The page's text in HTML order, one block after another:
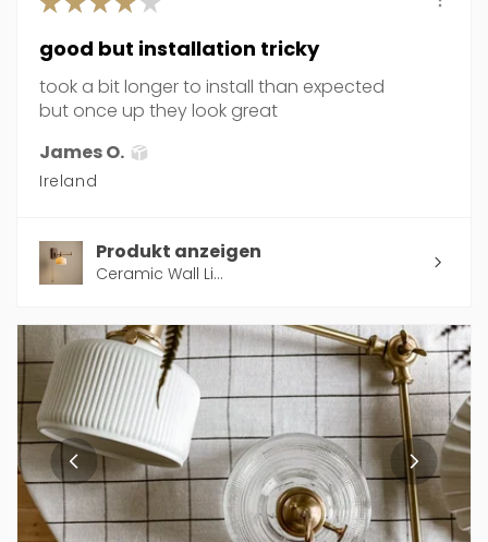
good but installation tricky
took a bit longer to install than expected
but once up they look great
James O.
Ireland
Produkt anzeigen
Ceramic Wall Li...